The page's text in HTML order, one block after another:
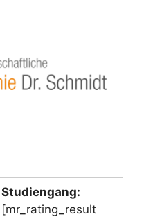
Studiengang:
[mr_rating_result